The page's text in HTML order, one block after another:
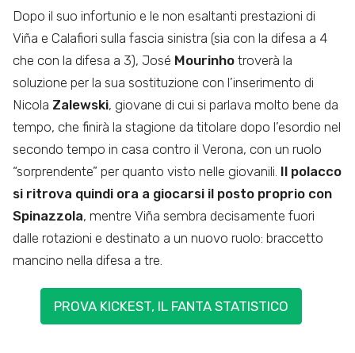
Dopo il suo infortunio e le non esaltanti prestazioni di
Viña e Calafiori sulla fascia sinistra (sia con la difesa a 4
che con la difesa a 3), José Mourinho troverà la
soluzione per la sua sostituzione con l’inserimento di
Nicola Zalewski, giovane di cui si parlava molto bene da
tempo, che finirà la stagione da titolare dopo l’esordio nel
secondo tempo in casa contro il Verona, con un ruolo
“sorprendente” per quanto visto nelle giovanili. Il polacco
si ritrova quindi ora a giocarsi il posto proprio con
Spinazzola, mentre Viña sembra decisamente fuori
dalle rotazioni e destinato a un nuovo ruolo: braccetto
mancino nella difesa a tre.
PROVA KICKEST, IL FANTA STATISTICO